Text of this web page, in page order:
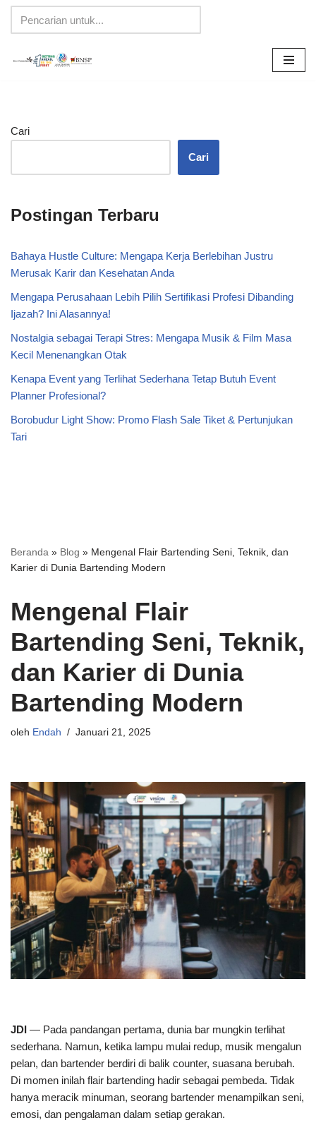
Lompat
Cari
Cari
Postingan Terbaru
Bahaya Hustle Culture: Mengapa Kerja Berlebihan Justru
Merusak Karir dan Kesehatan Anda
Mengapa Perusahaan Lebih Pilih Sertifikasi Profesi Dibanding
Ijazah? Ini Alasannya!
Nostalgia sebagai Terapi Stres: Mengapa Musik & Film Masa
Kecil Menenangkan Otak
Kenapa Event yang Terlihat Sederhana Tetap Butuh Event
Planner Profesional?
Borobudur Light Show: Promo Flash Sale Tiket & Pertunjukan
Tari
Beranda » Blog » Mengenal Flair Bartending Seni, Teknik, dan
Karier di Dunia Bartending Modern
Mengenal Flair
Bartending Seni, Teknik,
dan Karier di Dunia
Bartending Modern
oleh Endah Januari 21, 2025
JDI — Pada pandangan pertama, dunia bar mungkin terlihat
sederhana. Namun, ketika lampu mulai redup, musik mengalun
pelan, dan bartender berdiri di balik counter, suasana berubah.
Di momen inilah flair bartending hadir sebagai pembeda. Tidak
hanya meracik minuman, seorang bartender menampilkan seni,
emosi, dan pengalaman dalam setiap gerakan.